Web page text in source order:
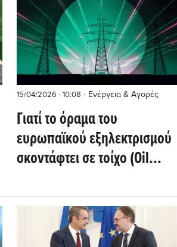
15/04/2026 - 10:08 - Ενέργεια & Αγορές
Γιατί το όραμα του
ευρωπαϊκού εξηλεκτρισμού
σκοντάφτει σε τοίχο (Oil